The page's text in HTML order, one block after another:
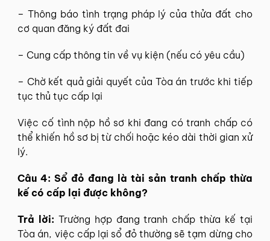
– Thông báo tình trạng pháp lý của thửa đất cho
cơ quan đăng ký đất đai
– Cung cấp thông tin về vụ kiện (nếu có yêu cầu)
– Chờ kết quả giải quyết của Tòa án trước khi tiếp
tục thủ tục cấp lại
Việc cố tình nộp hồ sơ khi đang có tranh chấp có
thể khiến hồ sơ bị từ chối hoặc kéo dài thời gian xử
lý.
Câu 4: Sổ đỏ đang là tài sản tranh chấp thừa
kế có cấp lại được không?
Trả lời: Trường hợp đang tranh chấp thừa kế tại
Tòa án, việc cấp lại sổ đỏ thường sẽ tạm dừng cho